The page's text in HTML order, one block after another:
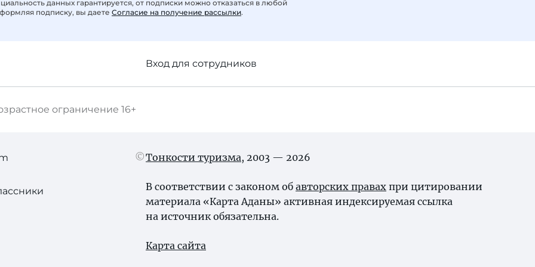
данных гарантируется, от подписки можно отказаться в любой
подписку, вы даете Согласие на получение рассылки.
Вход для сотрудников
ограничение 16+
Тонкости туризма, 2003 — 2026
В соответствии с законом об авторских правах при цитировании
материала «Карта Аданы» активная индексируемая ссылка
на источник обязательна.
Карта сайта